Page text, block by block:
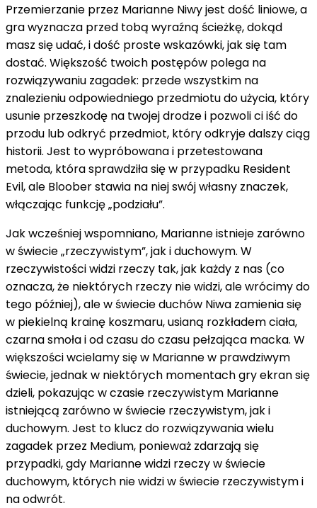
Przemierzanie przez Marianne Niwy jest dość liniowe, a
gra wyznacza przed tobą wyraźną ścieżkę, dokąd
masz się udać, i dość proste wskazówki, jak się tam
dostać. Większość twoich postępów polega na
rozwiązywaniu zagadek: przede wszystkim na
znalezieniu odpowiedniego przedmiotu do użycia, który
usunie przeszkodę na twojej drodze i pozwoli ci iść do
przodu lub odkryć przedmiot, który odkryje dalszy ciąg
historii. Jest to wypróbowana i przetestowana
metoda, która sprawdziła się w przypadku Resident
Evil, ale Bloober stawia na niej swój własny znaczek,
włączając funkcję „podziału”.
Jak wcześniej wspomniano, Marianne istnieje zarówno
w świecie „rzeczywistym”, jak i duchowym. W
rzeczywistości widzi rzeczy tak, jak każdy z nas (co
oznacza, że ​​niektórych rzeczy nie widzi, ale wrócimy do
tego później), ale w świecie duchów Niwa zamienia się
w piekielną krainę koszmaru, usianą rozkładem ciała,
czarna smoła i od czasu do czasu pełzająca macka. W
większości wcielamy się w Marianne w prawdziwym
świecie, jednak w niektórych momentach gry ekran się
dzieli, pokazując w czasie rzeczywistym Marianne
istniejącą zarówno w świecie rzeczywistym, jak i
duchowym. Jest to klucz do rozwiązywania wielu
zagadek przez Medium, ponieważ zdarzają się
przypadki, gdy Marianne widzi rzeczy w świecie
duchowym, których nie widzi w świecie rzeczywistym i
na odwrót.